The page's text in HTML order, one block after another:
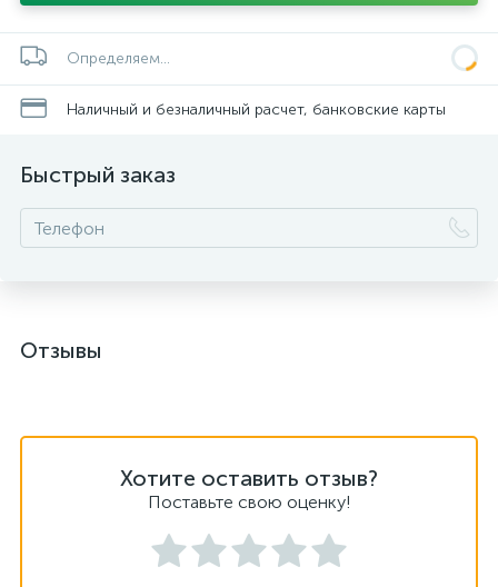
Определяем...
Наличный и безналичный расчет, банковские карты
Быстрый заказ
Отзывы
Хотите оставить отзыв?
Поставьте свою оценку!